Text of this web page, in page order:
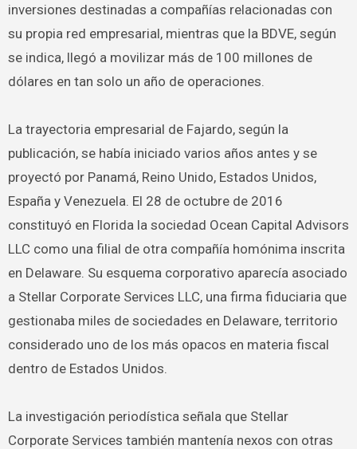
inversiones destinadas a compañías relacionadas con
su propia red empresarial, mientras que la BDVE, según
se indica, llegó a movilizar más de 100 millones de
dólares en tan solo un año de operaciones.
La trayectoria empresarial de Fajardo, según la
publicación, se había iniciado varios años antes y se
proyectó por Panamá, Reino Unido, Estados Unidos,
España y Venezuela. El 28 de octubre de 2016
constituyó en Florida la sociedad Ocean Capital Advisors
LLC como una filial de otra compañía homónima inscrita
en Delaware. Su esquema corporativo aparecía asociado
a Stellar Corporate Services LLC, una firma fiduciaria que
gestionaba miles de sociedades en Delaware, territorio
considerado uno de los más opacos en materia fiscal
dentro de Estados Unidos.
La investigación periodística señala que Stellar
Corporate Services también mantenía nexos con otras